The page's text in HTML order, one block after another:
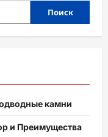
Поиск
камни
и Преимущества